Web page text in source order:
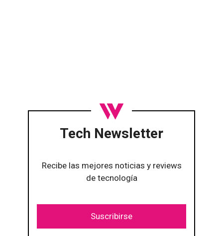
Tech Newsletter
Recibe las mejores noticias y reviews
de tecnología
Suscribirse